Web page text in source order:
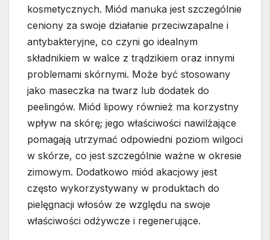
kosmetycznych. Miód manuka jest szczególnie
ceniony za swoje działanie przeciwzapalne i
antybakteryjne, co czyni go idealnym
składnikiem w walce z trądzikiem oraz innymi
problemami skórnymi. Może być stosowany
jako maseczka na twarz lub dodatek do
peelingów. Miód lipowy również ma korzystny
wpływ na skórę; jego właściwości nawilżające
pomagają utrzymać odpowiedni poziom wilgoci
w skórze, co jest szczególnie ważne w okresie
zimowym. Dodatkowo miód akacjowy jest
często wykorzystywany w produktach do
pielęgnacji włosów ze względu na swoje
właściwości odżywcze i regenerujące.